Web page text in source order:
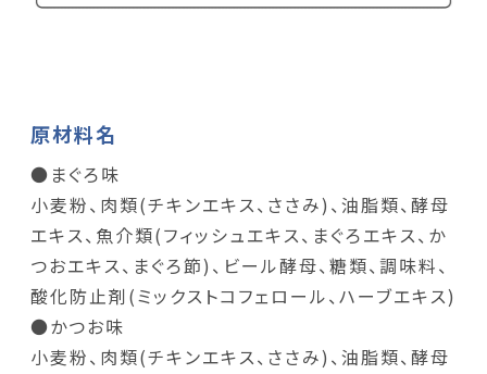
原材料名
●まぐろ味
小麦粉、肉類(チキンエキス、ささみ)、油脂類、酵母
エキス、魚介類(フィッシュエキス、まぐろエキス、か
つおエキス、まぐろ節)、ビール酵母、糖類、調味料、
酸化防止剤(ミックストコフェロール、ハーブエキス)
●かつお味
小麦粉、肉類(チキンエキス、ささみ)、油脂類、酵母